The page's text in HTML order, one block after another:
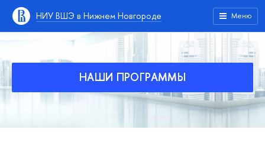
НИУ ВШЭ в Нижнем Новгороде Меню
НАШИ ПРОГРАММЫ